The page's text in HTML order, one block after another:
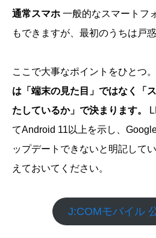
通常スマホ 一般的なスマートフ
もできますが、最初のうちは戸惑
ここで大事なポイントをひとつ。
は「端末の見た目」ではなく「
たしているか」で決まります。
てAndroid 11以上を示し、
ップデートできないと明記して
えておいてください。
J:COMモバイル